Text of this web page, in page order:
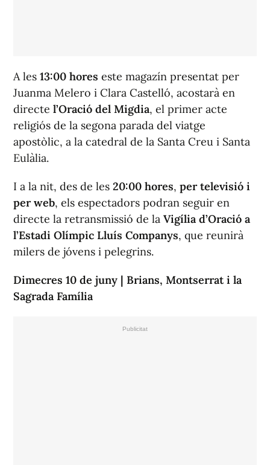
A les 13:00 hores este magazín presentat per
Juanma Melero i Clara Castelló, acostarà en
directe l’Oració del Migdia, el primer acte
religiós de la segona parada del viatge
apostòlic, a la catedral de la Santa Creu i Santa
Eulàlia.
I a la nit, des de les 20:00 hores, per televisió i
per web, els espectadors podran seguir en
directe la retransmissió de la Vigília d’Oració a
l’Estadi Olímpic Lluís Companys, que reunirà
milers de jóvens i pelegrins.
Dimecres 10 de juny | Brians, Montserrat i la
Sagrada Família